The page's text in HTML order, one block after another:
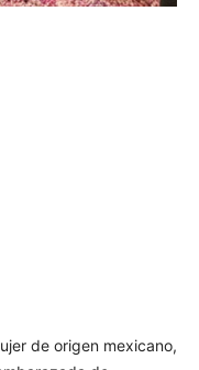
de origen mexicano,